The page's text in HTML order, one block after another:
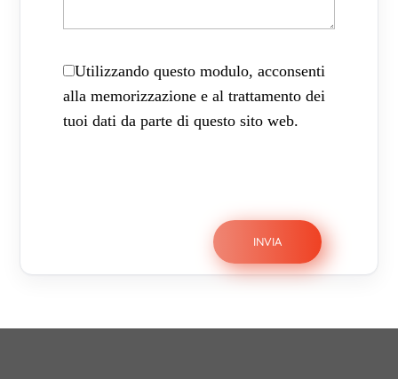
Utilizzando questo modulo, acconsenti
alla memorizzazione e al trattamento dei
tuoi dati da parte di questo sito web.